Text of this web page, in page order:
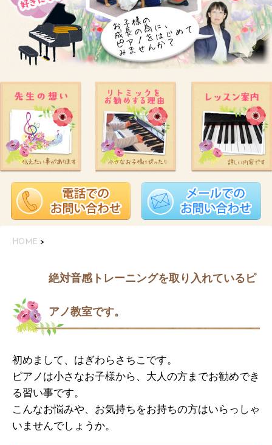
HOME >
絶対音感トレーニングを取り入れているピ
アノ教室です。
初めまして、はぎわらさちこです。
ピアノは小さなお子様から、大人の方までお勧めでき
る習い事です。
こんなお悩みや、お気持ちをお持ちの方はいらっしゃ
いませんでしょうか。